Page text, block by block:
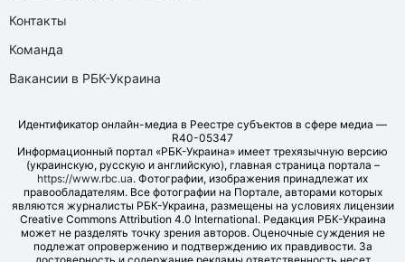
Контакты
Команда
Вакансии в РБК-Украина
Идентификатор онлайн-медиа в Реестре субъектов в сфере медиа —
R40-05347
Информационный портал «РБК-Украина» имеет трехязычную версию
(украинскую, русскую и английскую), главная страница портала –
https://www.rbc.ua. Фотографии, изображения принадлежат их
правообладателям. Все фотографии на Портале, авторами которых
являются журналисты РБК-Украина, размещены на условиях лицензии
Creative Commons Attribution 4.0 International. Редакция РБК-Украина
может не разделять точку зрения авторов. Оценочные суждения не
подлежат опровержению и подтверждению их правдивости. За